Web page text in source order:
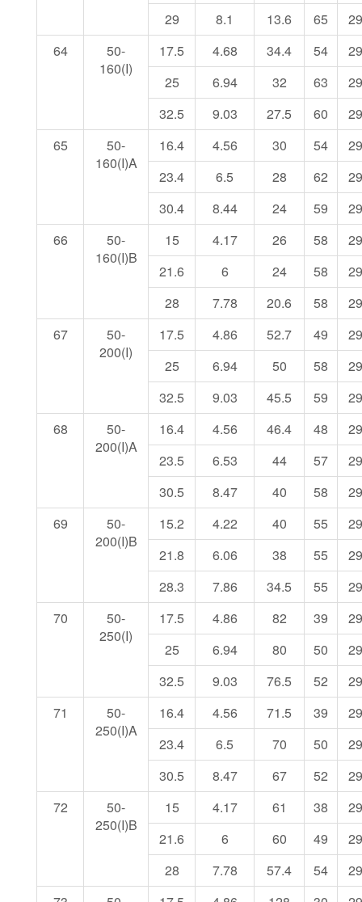
29
8.1 13.6 65
64
50-
160(I)
17.5 4.68 34.4 54
25
6.94 32 63
32.5
9.03 27.5 60
65
50-
160(I)A
16.4 4.56 30 54
23.4
6.5 28 62
30.4
8.44 24 59
66
50-
160(I)B
15 4.17 26 58
21.6
6 24 58
28
7.78 20.6 58
67
50-
200(I)
17.5 4.86 52.7 49
25
6.94 50 58
32.5
9.03 45.5 59
68
50-
200(I)A
16.4 4.56 46.4 48
23.5
6.53 44 57
30.5
8.47 40 58
69
50-
200(I)B
15.2 4.22 40 55
21.8
6.06 38 55
28.3
7.86 34.5 55
70
50-
250(I)
17.5 4.86 82 39
25
6.94 80 50
32.5
9.03 76.5 52
71
50-
250(I)A
16.4 4.56 71.5 39
23.4
6.5 70 50
30.5
8.47 67 52
72
50-
250(I)B
15 4.17 61 38
21.6
6 60 49
28
7.78 57.4 54